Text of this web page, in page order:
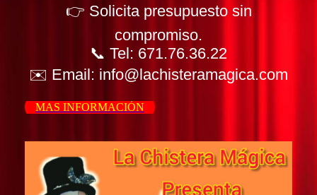
👉 Solicita presupuesto sin
compromiso.
📞 Tel: 671.76.36.22
✉️ Email: info@lachisteramagica.com
MAS INFORMACIÓN